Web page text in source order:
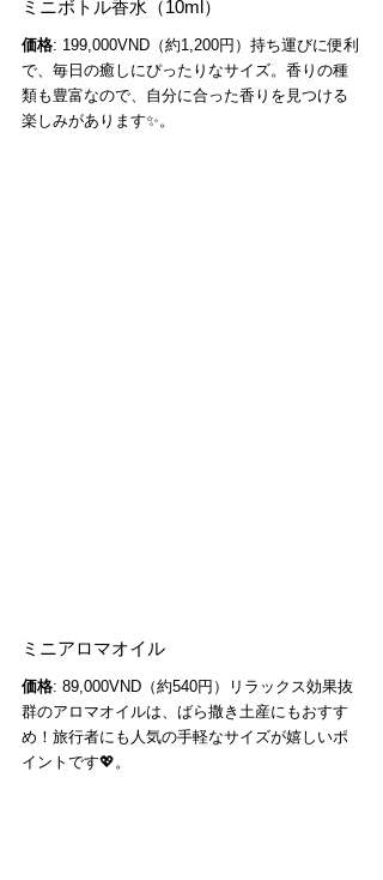
ミニボトル香水（10ml）
価格: 199,000VND（約1,200円）持ち運びに便利
で、毎日の癒しにぴったりなサイズ。香りの種
類も豊富なので、自分に合った香りを見つける
楽しみがあります✨。
ミニアロマオイル
価格: 89,000VND（約540円）リラックス効果抜
群のアロマオイルは、ばら撒き土産にもおすす
め！旅行者にも人気の手軽なサイズが嬉しいポ
イントです💖。